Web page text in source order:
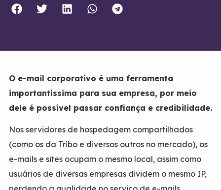
O e-mail corporativo é uma ferramenta
importantíssima para sua empresa, por meio
dele é possível passar confiança e credibilidade.
Nos servidores de hospedagem compartilhados
(como os da Tribo e diversos outros no mercado), os
e-mails e sites ocupam o mesmo local, assim como
usuários de diversas empresas dividem o mesmo IP,